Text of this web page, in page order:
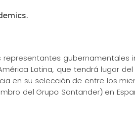
Latina, que tendrá lugar del
en su selección de entre los
del Grupo Santander) en